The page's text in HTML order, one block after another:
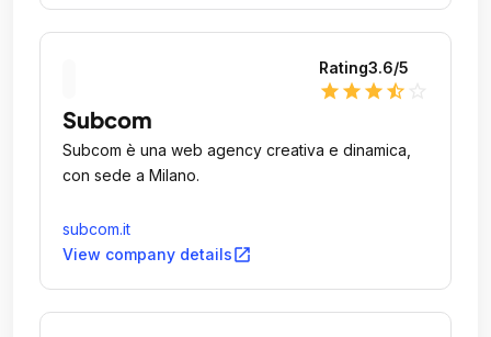
Rating3.6/5
star star star star_half
Subcom
Subcom è una web agency creativa e dinamica,
con sede a Milano.
subcom.it
View company detailsopen_in_new